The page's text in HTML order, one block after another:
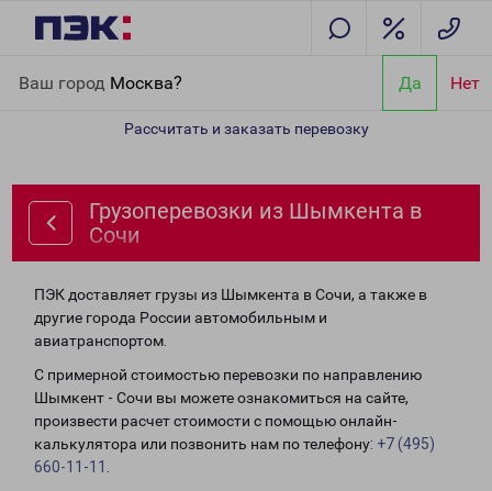
Ваш город Москва? Да Нет
Рассчитать и заказать перевозку
Грузоперевозки из Шымкента в
Сочи
ПЭК доставляет грузы из Шымкента в Сочи, а также в
другие города России автомобильным и
авиатранспортом.
С примерной стоимостью перевозки по направлению
Шымкент - Сочи вы можете ознакомиться на сайте,
произвести расчет стоимости с помощью онлайн-
калькулятора или позвонить нам по телефону: +7 (495)
660-11-11